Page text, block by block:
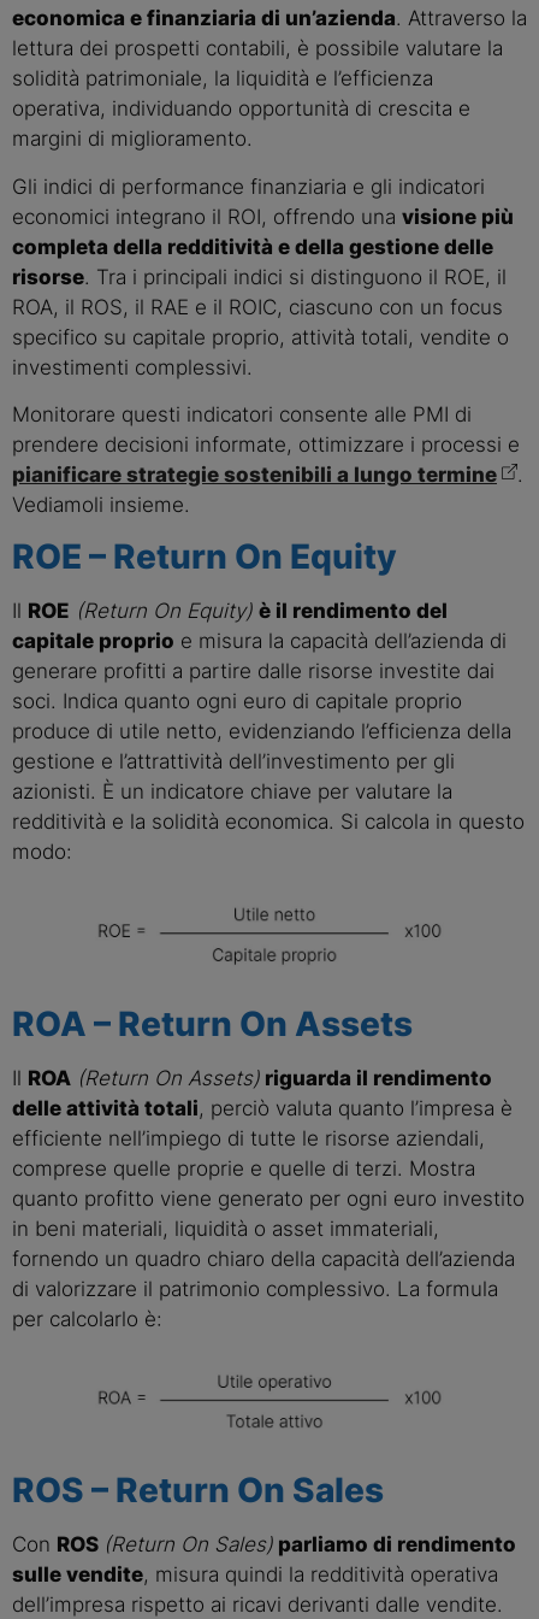
economica e finanziaria di un’azienda. Attraverso la
lettura dei prospetti contabili, è possibile valutare la
solidità patrimoniale, la liquidità e l’efficienza
operativa, individuando opportunità di crescita e
margini di miglioramento.
Gli indici di performance finanziaria e gli indicatori
economici integrano il ROI, offrendo una visione più
completa della redditività e della gestione delle
risorse. Tra i principali indici si distinguono il ROE, il
ROA, il ROS, il RAE e il ROIC, ciascuno con un focus
specifico su capitale proprio, attività totali, vendite o
investimenti complessivi.
Monitorare questi indicatori consente alle PMI di
prendere decisioni informate, ottimizzare i processi e
pianificare strategie sostenibili a lungo termine
.
Vediamoli insieme.
ROE – Return On Equity
Il ROE (Return On Equity) è il rendimento del
capitale proprio e misura la capacità dell’azienda di
generare profitti a partire dalle risorse investite dai
soci. Indica quanto ogni euro di capitale proprio
produce di utile netto, evidenziando l’efficienza della
gestione e l’attrattività dell’investimento per gli
azionisti. È un indicatore chiave per valutare la
redditività e la solidità economica. Si calcola in questo
modo:
ROA – Return On Assets
Il ROA (Return On Assets) riguarda il rendimento
delle attività totali, perciò valuta quanto l’impresa è
efficiente nell’impiego di tutte le risorse aziendali,
comprese quelle proprie e quelle di terzi. Mostra
quanto profitto viene generato per ogni euro investito
in beni materiali, liquidità o asset immateriali,
fornendo un quadro chiaro della capacità dell’azienda
di valorizzare il patrimonio complessivo. La formula
per calcolarlo è:
ROS – Return On Sales
Con ROS (Return On Sales) parliamo di rendimento
sulle vendite, misura quindi la redditività operativa
dell’impresa rispetto ai ricavi derivanti dalle vendite.